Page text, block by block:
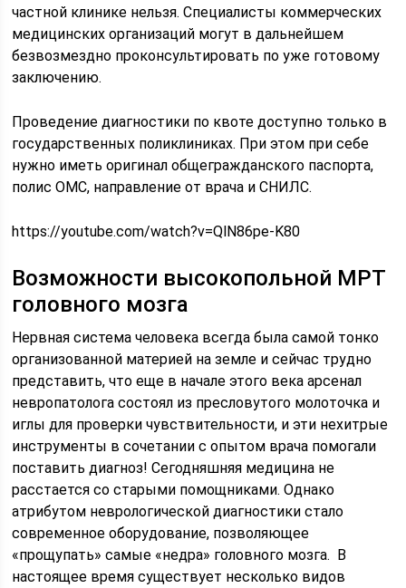
частной клинике нельзя. Специалисты коммерческих
медицинских организаций могут в дальнейшем
безвозмездно проконсультировать по уже готовому
заключению.
Проведение диагностики по квоте доступно только в
государственных поликлиниках. При этом при себе
нужно иметь оригинал общегражданского паспорта,
полис ОМС, направление от врача и СНИЛС.
https://youtube.com/watch?v=QlN86pe-K80
Возможности высокопольной МРТ
головного мозга
Нервная система человека всегда была самой тонко
организованной материей на земле и сейчас трудно
представить, что еще в начале этого века арсенал
невропатолога состоял из пресловутого молоточка и
иглы для проверки чувствительности, и эти нехитрые
инструменты в сочетании с опытом врача помогали
поставить диагноз! Сегодняшняя медицина не
расстается со старыми помощниками. Однако
атрибутом неврологической диагностики стало
современное оборудование, позволяющее
«прощупать» самые «недра» головного мозга. В
настоящее время существует несколько видов